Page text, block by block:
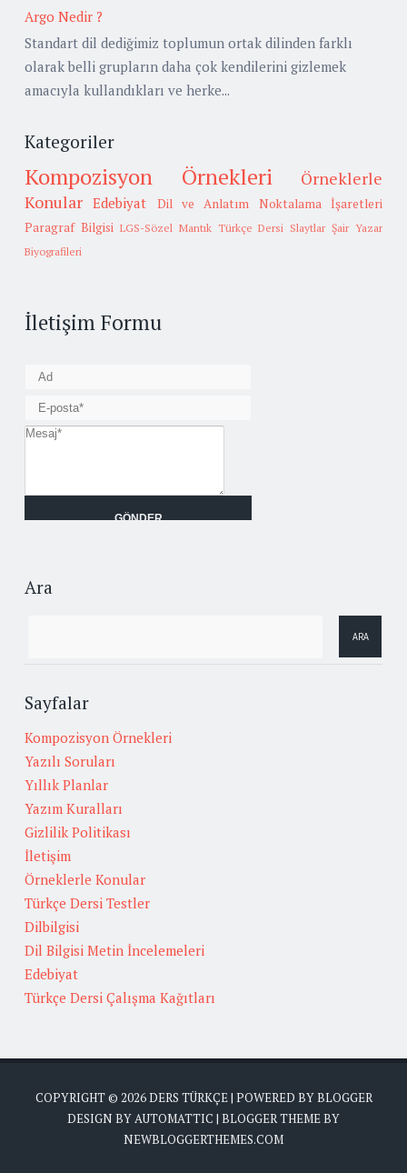
Argo Nedir ?
Standart dil dediğimiz toplumun ortak dilinden farklı
olarak belli grupların daha çok kendilerini gizlemek
amacıyla kullandıkları ve herke...
Kategoriler
Kompozisyon Örnekleri
Örneklerle
Konular Edebiyat Dil ve Anlatım
Noktalama İşaretleri
Paragraf Bilgisi LGS-Sözel Mantık Türkçe Dersi Slaytlar Şair Yazar
Biyografileri
İletişim Formu
Ara
Sayfalar
Kompozisyon Örnekleri
Yazılı Soruları
Yıllık Planlar
Yazım Kuralları
Gizlilik Politikası
İletişim
Örneklerle Konular
Türkçe Dersi Testler
Dilbilgisi
Dil Bilgisi Metin İncelemeleri
Edebiyat
Türkçe Dersi Çalışma Kağıtları
COPYRIGHT © 2026DERS TÜRKÇE| POWERED BYBLOGGER
DESIGN BYAUTOMATTIC | BLOGGER THEME BY
NEWBLOGGERTHEMES.COM